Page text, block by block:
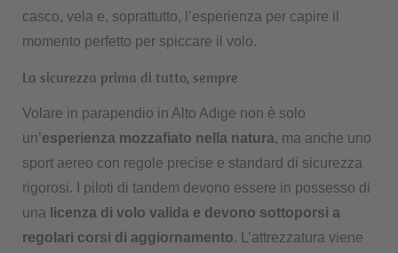
casco, vela e, soprattutto, l’esperienza per capire il
momento perfetto per spiccare il volo.
La sicurezza prima di tutto, sempre
Volare in parapendio in Alto Adige non è solo
un’esperienza mozzafiato nella natura, ma anche uno
sport aereo con regole precise e standard di sicurezza
rigorosi. I piloti di tandem devono essere in possesso di
una licenza di volo valida e devono sottoporsi a
regolari corsi di aggiornamento. L’attrezzatura viene